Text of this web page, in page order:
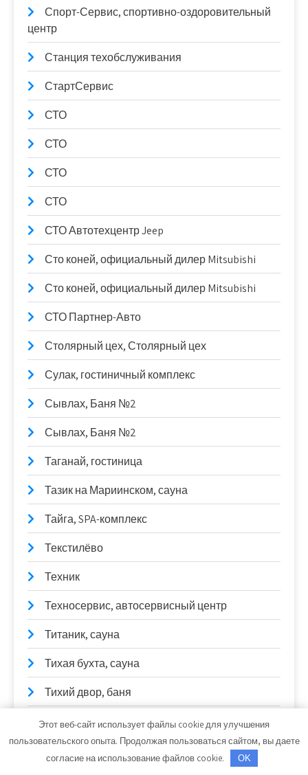
Спорт-Сервис, спортивно-оздоровительный
центр
Станция техобслуживания
СтартСервис
СТО
СТО
СТО
СТО
СТО Автотехцентр Jeep
Сто коней, официальный дилер Mitsubishi
Сто коней, официальный дилер Mitsubishi
СТО Партнер-Авто
Столярный цех, Столярный цех
Сулак, гостиничный комплекс
Сывлах, Баня №2
Сывлах, Баня №2
Таганай, гостиница
Тазик на Мариинском, сауна
Тайга, SPA-комплекс
Текстилёво
Техник
Техносервис, автосервисный центр
Титаник, сауна
Тихая бухта, сауна
Тихий двор, баня
Транзит-сервис, сауна
Этот веб-сайт использует файлы cookie для улучшения
пользовательского опыта. Продолжая пользоваться сайтом, вы даете
согласие на использование файлов cookie.
OK